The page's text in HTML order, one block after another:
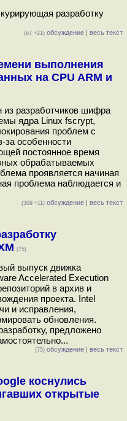
разработку
(67 +21) обсуждение | весь текст
выполнения
на CPU ARM и
из разработчиков шифра
ядра Linux fscrypt,
проблем с
за особенности
постоянное время
обрабатываемых
проявляется начиная
проблема наблюдается и
(309 +11) обсуждение | весь текст
(75)
выпуск движка
Accelerated Execution
в архив и
проекта. Intel
и исправления,
обновления.
предложено
(75) обсуждение | весь текст
коснулись
открытые